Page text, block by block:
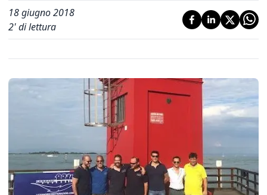
18 giugno 2018
2' di lettura